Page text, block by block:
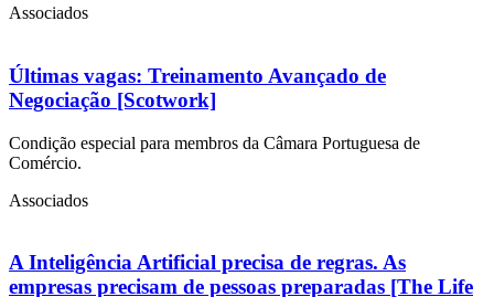
Associados
Últimas vagas: Treinamento Avançado de
Negociação [Scotwork]
Condição especial para membros da Câmara Portuguesa de
Comércio.
Associados
A Inteligência Artificial precisa de regras. As
empresas precisam de pessoas preparadas [The Life